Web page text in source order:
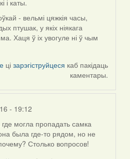
і каты.
- вельмі цяжкія часы,
птушак, у якіх ніякага
Хаця ў іх увогуле ні ў чым
цізарэгіструйцеся каб пакідаць
каментары.
- 19:12
могла пропадать самка
была где-то рядом, но не
Столько вопросов!